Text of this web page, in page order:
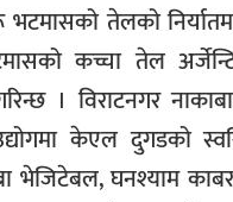
भटमासको तेलको
कच्चा तेल
। विराटनगर
केएल दुगडको
भेजिटेबल, घनश्याम